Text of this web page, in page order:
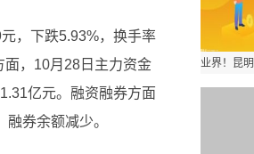
，下跌5.93%，换手率
面，10月28日主力资金
亿元。融资融券方面
券余额减少。